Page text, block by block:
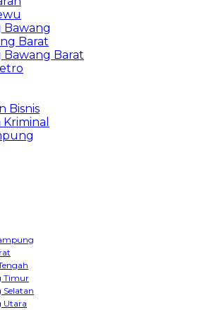
Bawang
Barat
Bawang Barat
Bisnis
Timur
Utara